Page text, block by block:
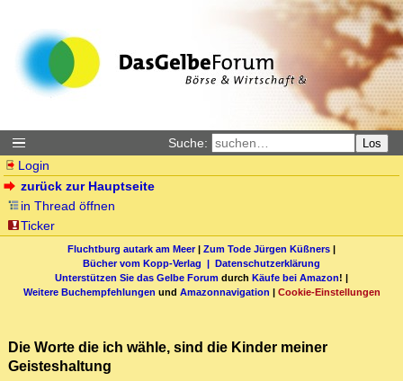
Suche: Los
Login
zurück zur Hauptseite
in Thread öffnen
Ticker
Fluchtburg autark am Meer| Zum Tode Jürgen Küßners |
Bücher vom Kopp-Verlag | Datenschutzerklärung
Unterstützen Sie das Gelbe Forum durch Käufe bei Amazon! |
Weitere Buchempfehlungen und Amazonnavigation | Cookie-Einstellungen
Die Worte die ich wähle, sind die Kinder meiner
Geisteshaltung